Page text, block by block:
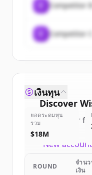
Competitor B
Competitor C
Discover
Sign up for
New
เงินทุน
ยอดระดมทุน
รวม
$18M
ROUND
จำน
เงิน